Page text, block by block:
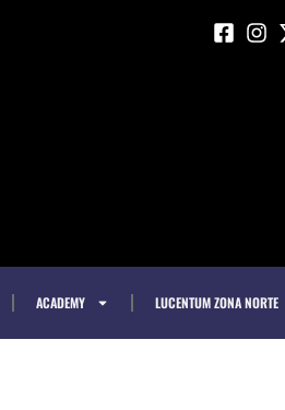
ACADEMY LUCENTUM ZONA NORTE